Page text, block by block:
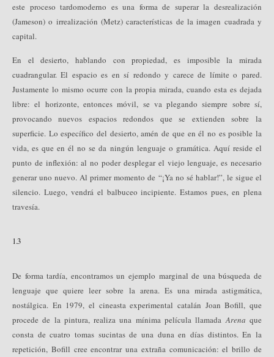
este proceso tardomoderno es una forma de superar la desrealización
(Jameson) o irrealización (Metz) características de la imagen cuadrada y
capital.
En el desierto, hablando con propiedad, es imposible la mirada
cuadrangular. El espacio es en sí redondo y carece de límite o pared.
Justamente lo mismo ocurre con la propia mirada, cuando esta es dejada
libre: el horizonte, entonces móvil, se va plegando siempre sobre sí,
provocando nuevos espacios redondos que se extienden sobre la
superficie. Lo específico del desierto, amén de que en él no es posible la
vida, es que en él no se da ningún lenguaje o gramática. Aquí reside el
punto de inflexión: al no poder desplegar el viejo lenguaje, es necesario
generar uno nuevo. Al primer momento de “¡Ya no sé hablar!”, le sigue el
silencio. Luego, vendrá el balbuceo incipiente. Estamos pues, en plena
travesía.
1.3
De forma tardía, encontramos un ejemplo marginal de una búsqueda de
lenguaje que quiere leer sobre la arena. Es una mirada astigmática,
nostálgica. En 1979, el cineasta experimental catalán Joan Bofill, que
procede de la pintura, realiza una mínima película llamadaArena que
consta de cuatro tomas sucintas de una duna en días distintos. En la
repetición, Bofill cree encontrar una extraña comunicación: el brillo de